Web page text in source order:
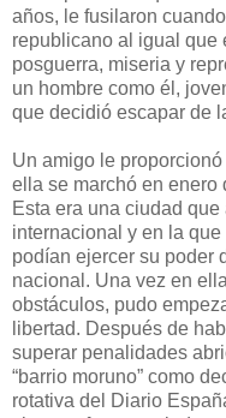
años, le fusilaron
republicano al igual que
posguerra, miseria y
un hombre como él,
que decidió escapar de
Un amigo le
ella se marchó en enero
Esta era una ciudad
internacional y en la
podían ejercer su poder
nacional. Una vez en
obstáculos, pudo
libertad. Después de
superar penalidades
“barrio moruno” como
rotativa del Diario